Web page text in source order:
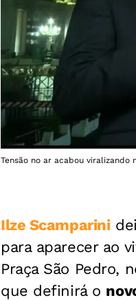
Tensão no ar acabou viralizando
Ilze Scamparini
para aparecer ao
Praça São Pedro,
que definirá o